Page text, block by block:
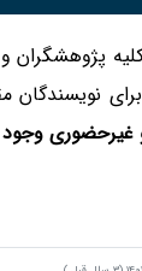
برای
وجود